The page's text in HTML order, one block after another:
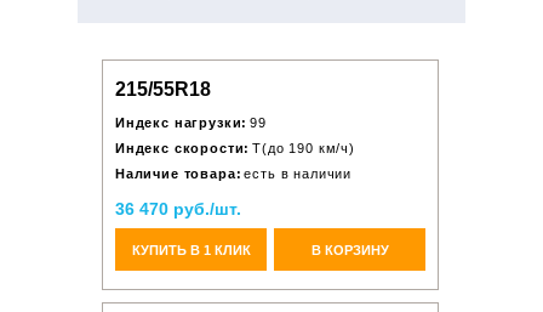
215/55R18
Индекс нагрузки: 99
Индекс скорости: T(до 190 км/ч)
Наличие товара: есть в наличии
36 470 руб./шт.
КУПИТЬ В 1 КЛИК В КОРЗИНУ